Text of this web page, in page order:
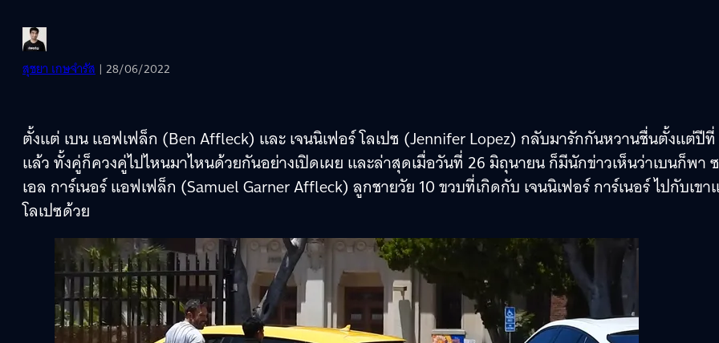
สุชยา เกษจำรัส | 28/06/2022
ตั้งแต่ เบน แอฟเฟล็ก (Ben Affleck) และ เจนนิเฟอร์ โลเปซ (Jennifer Lopez) กลับมารักกันหวานชื่นตั้งแต่ปีที่
แล้ว ทั้งคู่ก็ควงคู่ไปไหนมาไหนด้วยกันอย่างเปิดเผย และล่าสุดเมื่อวันที่ 26 มิถุนายน ก็มีนักข่าวเห็นว่าเบนก็พา
เอล การ์เนอร์ แอฟเฟล็ก (Samuel Garner Affleck) ลูกชายวัย 10 ขวบที่เกิดกับ เจนนิเฟอร์ การ์เนอร์ ไปกับเขา
โลเปซด้วย